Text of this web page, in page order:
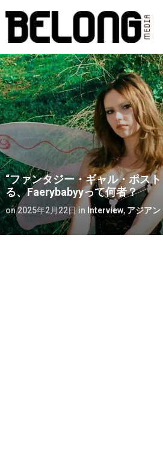
“ファンタジー・ギャル・ポス
る、Faerybabyyって何者？
on2025年2月22日 in Interview, アジア